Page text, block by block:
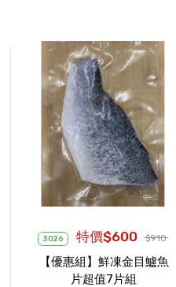
3026 特價$600 $910
【優惠組】鮮凍金目鱸魚
片超值7片組